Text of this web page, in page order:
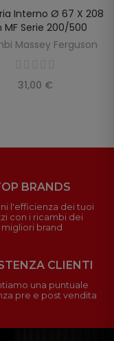
SCOPRIRE
Interno Ø 67 X 208
MF Serie 200/500
Massey Ferguson
31,00 €
BRANDS
l'efficienza dei tuoi
con i ricambi dei
migliori brand
CLIENTI
una puntuale
pre e post vendita